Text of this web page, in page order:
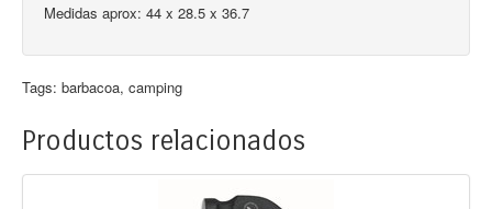
Medidas aprox: 44 x 28.5 x 36.7
Tags: barbacoa, camping
Productos relacionados